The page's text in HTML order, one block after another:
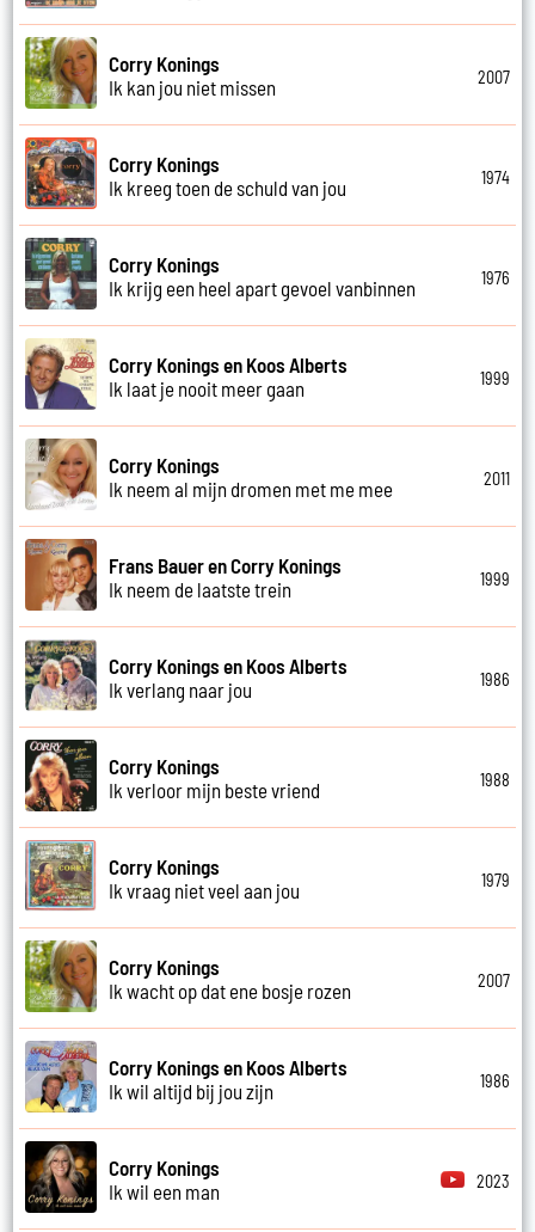
Corry Konings
Ik kan jou niet missen
2007
Corry Konings
Ik kreeg toen de schuld van jou
1974
Corry Konings
Ik krijg een heel apart gevoel vanbinnen
1976
Corry Konings en Koos Alberts
Ik laat je nooit meer gaan
1999
Corry Konings
Ik neem al mijn dromen met me mee
2011
Frans Bauer en Corry Konings
Ik neem de laatste trein
1999
Corry Konings en Koos Alberts
Ik verlang naar jou
1986
Corry Konings
Ik verloor mijn beste vriend
1988
Corry Konings
Ik vraag niet veel aan jou
1979
Corry Konings
Ik wacht op dat ene bosje rozen
2007
Corry Konings en Koos Alberts
Ik wil altijd bij jou zijn
1986
Corry Konings
Ik wil een man
2023